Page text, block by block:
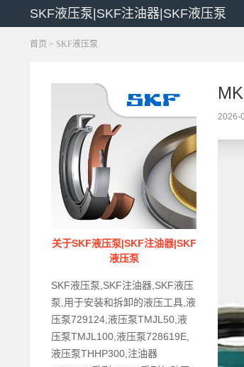
SKF液压泵|SKF注油器|SKF液压泵
首页 > SKF液压泵
关于SKF液压泵|SKF注油器|SKF
液压泵
SKF液压泵,SKF注油器,SKF液压
泵,用于安装和拆卸的液压工具,液
压泵729124,液压泵TMJL50,液
压泵TMJL100,液压泵728619E,
液压泵THHP300,注油器
2026-